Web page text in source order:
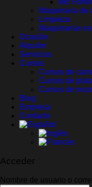
MB
Maquinaria de
Limpieza
Maquinarias
Ocasión
Alquiler
Servicios
Cursos
Cursos de
Cursos de
Cursos de
Blog
Empresa
Contacto
Acceder
Nombre de usuario o